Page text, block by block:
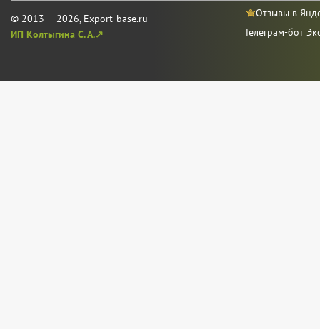
© 2013 — 2026, Export-base.ru
ИП Колтыгина С. А.↗
Отзывы в
Телеграм-бот